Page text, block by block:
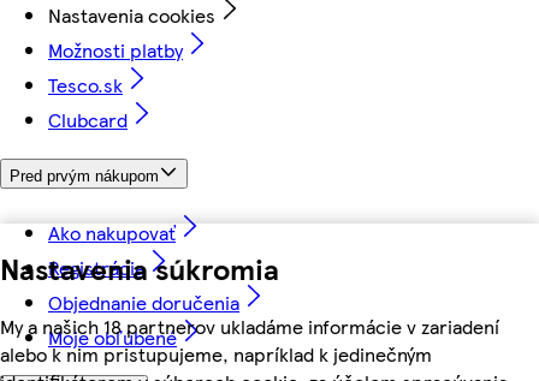
Nastavenia súkromia
My a našich 18 partnerov ukladáme informácie v zariadení
alebo k nim pristupujeme, napríklad k jedinečným
Nastavenia cookies
Možnosti platby
Tesco.sk
Clubcard
Pred prvým nákupom
Ako nakupovať
Registrácia
Objednanie doručenia
Moje obľúbené